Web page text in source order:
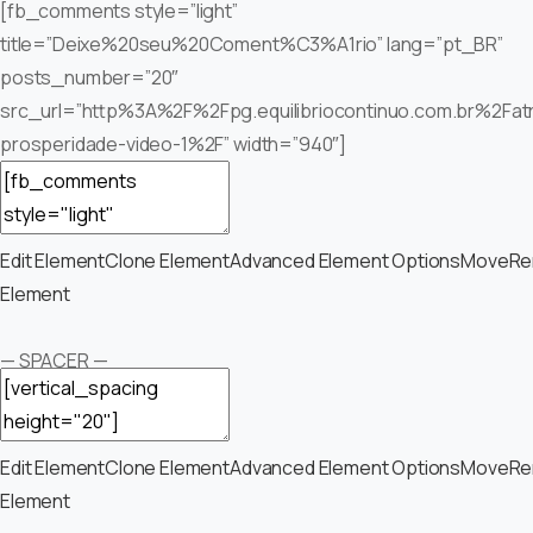
[fb_comments style=”light”
title=”Deixe%20seu%20Coment%C3%A1rio” lang=”pt_BR”
posts_number=”20″
prosperidade-video-1%2F” width=”940″]
Edit ElementClone ElementAdvanced Element OptionsMove
Element
— SPACER —
Edit ElementClone ElementAdvanced Element OptionsMove
Element